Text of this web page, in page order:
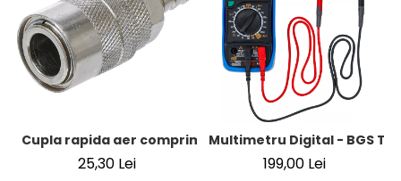
Cupla rapida aer comprimat cu racord furtun 8 mm (5/
25,30 Lei
Multimetru Digital - BGS
199,00 Lei